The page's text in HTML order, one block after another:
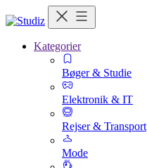
Kategorier
Bøger & Studie
Elektronik & IT
Rejser & Transport
Mode